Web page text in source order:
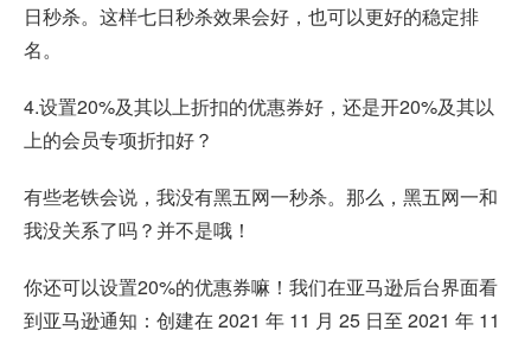
日秒杀。这样七日秒杀效果会好，也可以更好的稳定排
名。
4.设置20%及其以上折扣的优惠券好，还是开20%及其以
上的会员专项折扣好？
有些老铁会说，我没有黑五网一秒杀。那么，黑五网一和
我没关系了吗？并不是哦！
你还可以设置20%的优惠券嘛！我们在亚马逊后台界面看
到亚马逊通知：创建在 2021 年 11 月 25 日至 2021 年 11